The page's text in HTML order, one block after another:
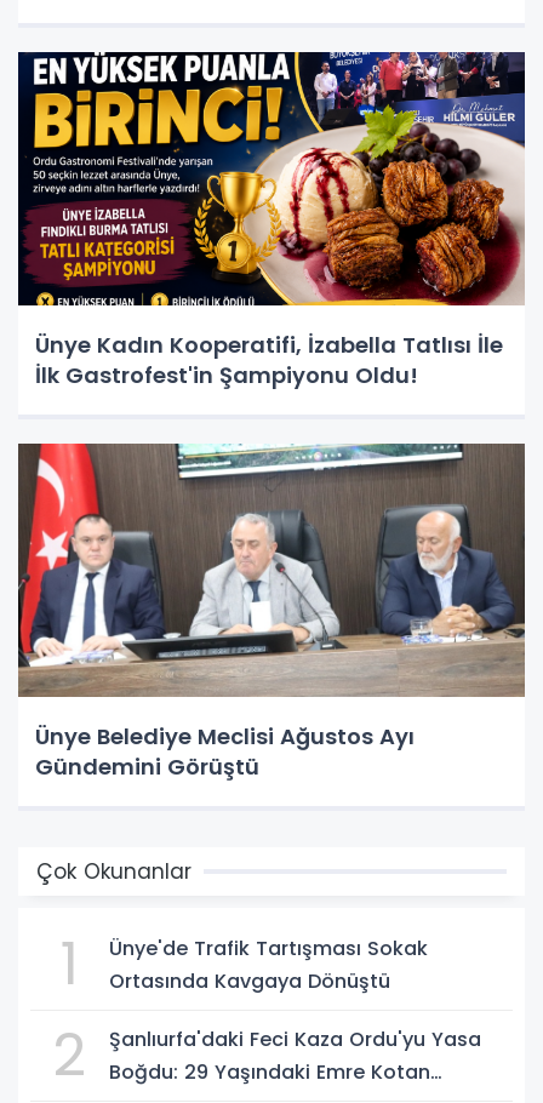
Ünye Kadın Kooperatifi, İzabella Tatlısı İle
İlk Gastrofest'in Şampiyonu Oldu!
Ünye Belediye Meclisi Ağustos Ayı
Gündemini Görüştü
Çok Okunanlar
1
Ünye'de Trafik Tartışması Sokak
Ortasında Kavgaya Dönüştü
2
Şanlıurfa'daki Feci Kaza Ordu'yu Yasa
Boğdu: 29 Yaşındaki Emre Kotan